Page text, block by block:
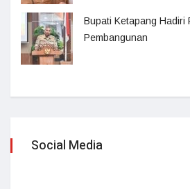
Bupati Ketapang Hadiri
Pembangunan
Social Media